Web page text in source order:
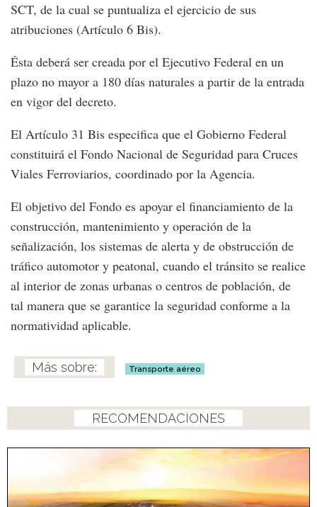
SCT, de la cual se puntualiza el ejercicio de sus
atribuciones (Artículo 6 Bis).
Ésta deberá ser creada por el Ejecutivo Federal en un
plazo no mayor a 180 días naturales a partir de la entrada
en vigor del decreto.
El Artículo 31 Bis especifica que el Gobierno Federal
constituirá el Fondo Nacional de Seguridad para Cruces
Viales Ferroviarios, coordinado por la Agencia.
El objetivo del Fondo es apoyar el financiamiento de la
construcción, mantenimiento y operación de la
señalización, los sistemas de alerta y de obstrucción de
tráfico automotor y peatonal, cuando el tránsito se realice
al interior de zonas urbanas o centros de población, de
tal manera que se garantice la seguridad conforme a la
normatividad aplicable.
Transporte aéreo
RECOMENDACIONES